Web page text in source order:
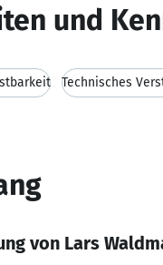
und
Technisches
von Lars